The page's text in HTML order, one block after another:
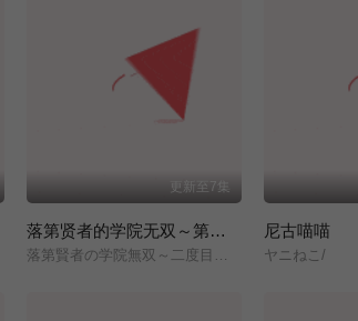
更新至7集
落第贤者的学院无双～第二次转生的S级开外挂魔术师冒险录～ 尼古喵喵
ヤニねこ/